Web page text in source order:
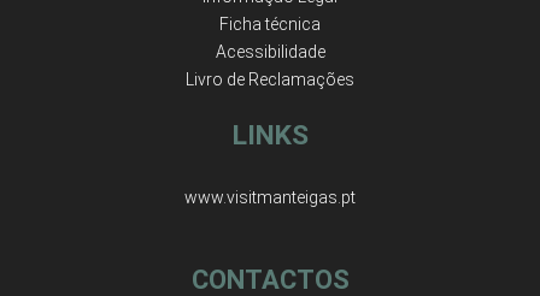
Ficha técnica
Acessibilidade
Livro de Reclamações
LINKS
www.visitmanteigas.pt
CONTACTOS